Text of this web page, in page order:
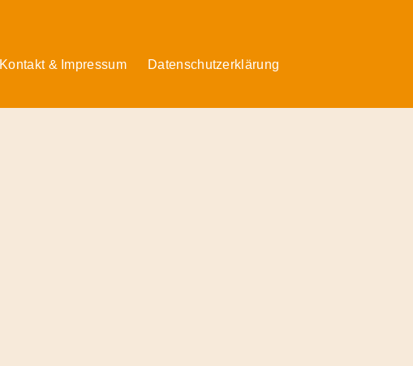
Kontakt & Impressum Datenschutzerklärung